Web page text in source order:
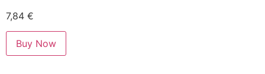
7,84 €
Buy Now